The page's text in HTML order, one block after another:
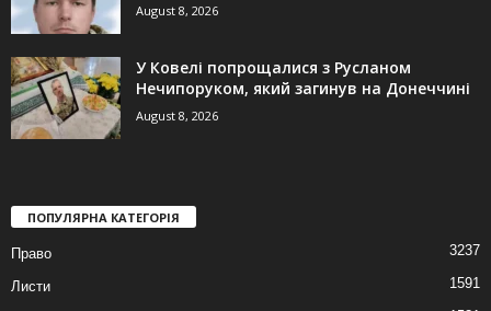
August 8, 2026
У Ковелі попрощалися з Русланом
Нечипоруком, який загинув на Донеччині
August 8, 2026
ПОПУЛЯРНА КАТЕГОРІЯ
Право 3237
Листи 1591